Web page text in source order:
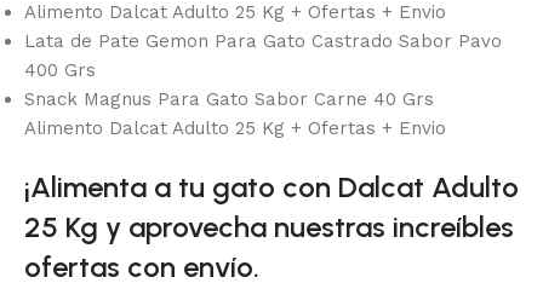
Alimento Dalcat Adulto 25 Kg + Ofertas + Envio
Lata de Pate Gemon Para Gato Castrado Sabor Pavo
400 Grs
Snack Magnus Para Gato Sabor Carne 40 Grs
Alimento Dalcat Adulto 25 Kg + Ofertas + Envio
¡Alimenta a tu gato con Dalcat Adulto
25 Kg y aprovecha nuestras increíbles
ofertas con envío.